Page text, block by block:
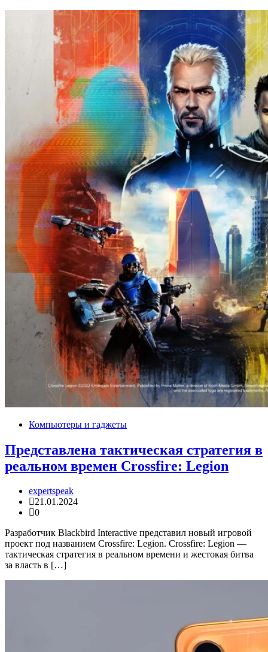
Компьютеры и гаджеты
Представлена тактическая стратегия в
реальном времен Crossfire: Legion
expertspeak
21.01.2024
0
Разработчик Blackbird Interactive представил новый игровой
проект под названием Crossfire: Legion. Crossfire: Legion —
тактическая стратегия в реальном времени и жестокая битва
за власть в […]